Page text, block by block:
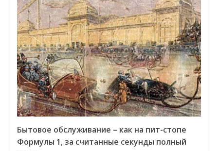
Бытовое обслуживание – как на пит-стопе
Формулы 1, за считанные секунды полный